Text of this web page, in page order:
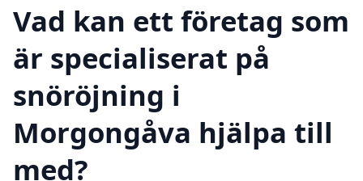
Vad kan ett företag som
är specialiserat på
snöröjning i
Morgongåva hjälpa till
med?